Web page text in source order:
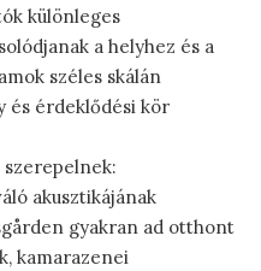
különleges
a helyhez és a
széles skálán
és érdeklődési kör
akusztikájának
gyakran ad otthont
kamarazenei